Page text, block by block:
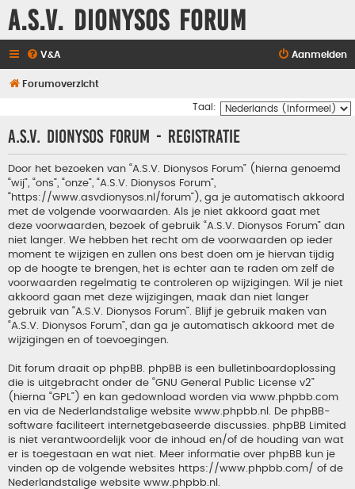
A.S.V. Dionysos Forum
V&A Aanmelden
Forumoverzicht
Taal:
A.S.V. Dionysos Forum - Registratie
Door het bezoeken van “A.S.V. Dionysos Forum” (hierna genoemd
“wij”, “ons”, “onze”, “A.S.V. Dionysos Forum”,
“https://www.asvdionysos.nl/forum”), ga je automatisch akkoord
met de volgende voorwaarden. Als je niet akkoord gaat met
deze voorwaarden, bezoek of gebruik “A.S.V. Dionysos Forum” dan
niet langer. We hebben het recht om de voorwaarden op ieder
moment te wijzigen en zullen ons best doen om je hiervan tijdig
op de hoogte te brengen, het is echter aan te raden om zelf de
voorwaarden regelmatig te controleren op wijzigingen. Wil je niet
akkoord gaan met deze wijzigingen, maak dan niet langer
gebruik van “A.S.V. Dionysos Forum”. Blijf je gebruik maken van
“A.S.V. Dionysos Forum”, dan ga je automatisch akkoord met de
wijzigingen en of toevoegingen.
Dit forum draait op phpBB. phpBB is een bulletinboardoplossing
die is uitgebracht onder de “GNU General Public License v2”
(hierna “GPL”) en kan gedownload worden via www.phpbb.com
en via de Nederlandstalige website www.phpbb.nl . De phpBB-
software faciliteert internetgebaseerde discussies. phpBB Limited
is niet verantwoordelijk voor de inhoud en/of de houding van wat
er is toegestaan en wat niet. Meer informatie over phpBB kun je
vinden op de volgende websites https://www.phpbb.com/ of de
Nederlandstalige website www.phpbb.nl